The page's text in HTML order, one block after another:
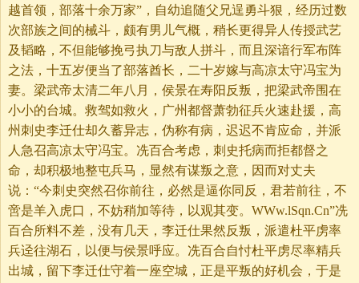
越首领，部落十余万家”，自幼追随父兄逞勇斗狠，经历过数
次部族之间的械斗，颇有男儿气概，稍长更得异人传授武艺
及韬略，不但能够挽弓执刀与敌人拼斗，而且深谙行军布阵
之法，十五岁便当了部落酋长，二十岁嫁与高凉太守冯宝为
妻。梁武帝太清二年八月，侯景在寿阳反叛，把梁武帝围在
小小的台城。救驾如救火，广州都督萧勃征兵火速赴援，高
州刺史李迁仕却久蓄异志，伪称有病，迟迟不肯应命，并派
人急召高凉太守冯宝。冼百合考虑，刺史托病而拒都督之
命，却积极地整屯兵马，显然有谋叛之意，因而对丈夫
说：“今刺史突然召你前往，必然是逼你同反，君若前往，不
啻是羊入虎口，不妨稍加等待，以观其变。WWw.lSqn.Cn”冼
百合所料不差，没有几天，李迁仕果然反叛，派遣杜平虏率
兵迳往湖石，以便与侯景呼应。冼百合自忖杜平虏尽率精兵
出城，留下李迁仕守着一座空城，正是平叛的好机会，于是